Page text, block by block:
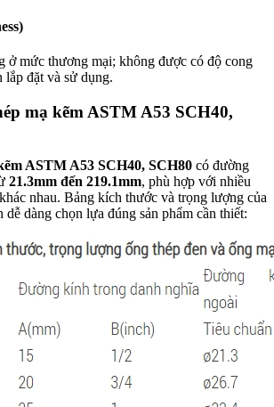
ở mức thương mại; không được có độ cong
lắp đặt và sử dụng.
mạ kẽm ASTM A53 SCH40,
ASTM A53 SCH40, SCH80 có đường
21.3mm đến 219.1mm, phù hợp với nhiều
nhau. Bảng kích thước và trọng lượng của
dễ dàng chọn lựa đúng sản phẩm cần thiết: